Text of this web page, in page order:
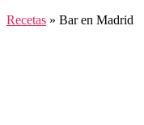
Recetas » Bar en Madrid